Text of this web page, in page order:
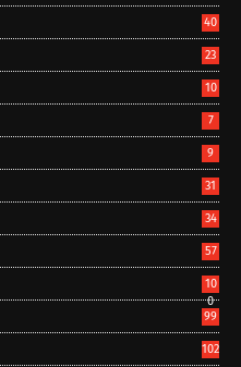
40
23
10
7
9
31
34
57
10
0
99
102